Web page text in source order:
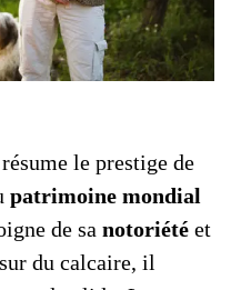
le prestige de
patrimoine mondial
de sa notoriété et
du calcaire, il